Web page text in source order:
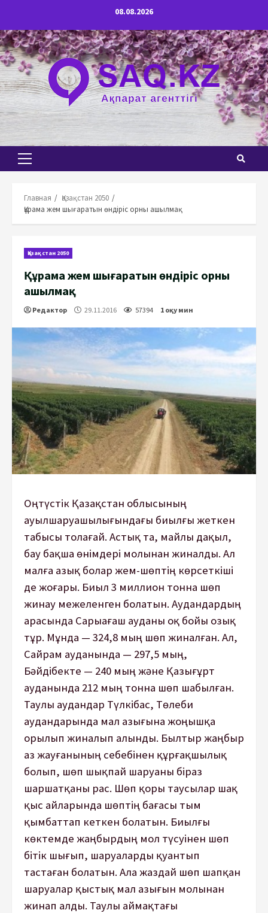
содержимому
08.08.2026
Основное
Главная
Қазақстан 2050
Құрама жем шығаратын өндіріс орны ашылмақ
Қазақстан 2050
Құрама жем шығаратын өндіріс орны
ашылмақ
Редактор 29.11.2016 57394 1 оқу мин
Оңтүстік Қазақстан облысының
ауылшаруашылығындағы биылғы жеткен
табысы толағай. Астық та, майлы дақыл,
бау бақша өнімдері молынан жиналды. Ал
малға азық болар жем-шөптің көрсеткіші
де жоғары. Биыл 3 миллион тонна шөп
жинау межеленген болатын. Аудандардың
арасында Сарыағаш ауданы оқ бойы озық
тұр. Мұнда — 324,8 мың шөп жиналған. Ал,
Сайрам ауданында — 297,5 мың,
Бәйдiбекте — 240 мың және Қазығұрт
ауданында 212 мың тонна шөп шабылған.
Таулы аудандар Түлкібас, Төлеби
аудандарында мал азығына жоңышқа
орылып жиналып алынды. Былтыр жаңбыр
аз жауғанының себебінен құрғақшылық
болып, шөп шықпай шаруаны біраз
шаршатқаны рас. Шөп қоры таусылар шақ
қыс айларында шөптің бағасы тым
қымбаттап кеткен болатын. Биылғы
көктемде жаңбырдың мол түсуінен шөп
бітік шығып, шаруаларды қуантып
тастаған болатын. Ала жаздай шөп шапқан
шаруалар қыстық мал азығын молынан
жинап алды. Таулы аймақтағы